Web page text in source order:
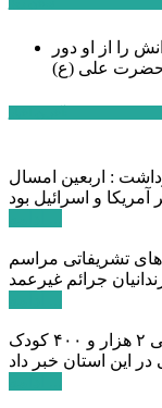
را از او دور
علی (ع)
: اربعین امسال
تشریفاتی مراسم
جرائم غیرعمد
مدیر کل بهزیستی استان البرز از شناسایی ۲ هزار و ۴۰۰ کودک